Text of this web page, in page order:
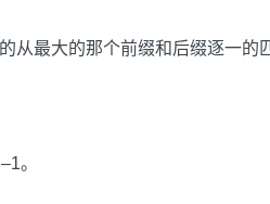
从最大的那个前缀和后缀逐一的
。